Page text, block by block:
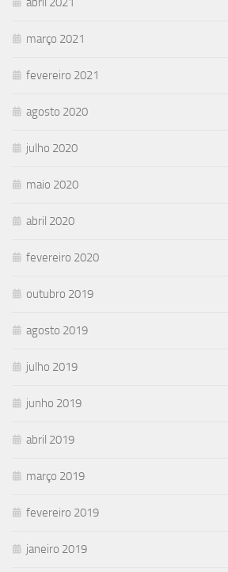
março 2021
fevereiro 2021
agosto 2020
julho 2020
maio 2020
abril 2020
fevereiro 2020
outubro 2019
agosto 2019
julho 2019
junho 2019
abril 2019
março 2019
fevereiro 2019
janeiro 2019